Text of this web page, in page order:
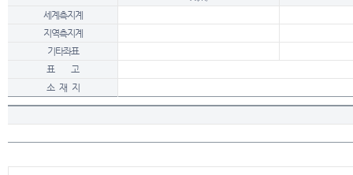
세계측지계
지역측지계
기타좌표
표 고
소 재 지